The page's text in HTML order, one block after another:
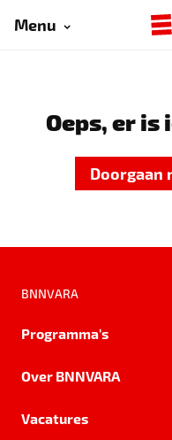
Menu
Oeps, er is
Doorgaan
BNNVARA
Programma's
Over BNNVARA
Vacatures